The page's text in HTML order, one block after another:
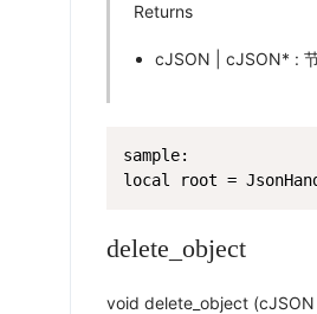
Returns
cJSON | cJSON* :
sample:
local root =
delete_object
void delete_object